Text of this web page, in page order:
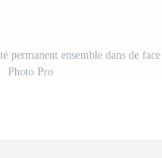
permanent ensemble dans de
Photo Pro